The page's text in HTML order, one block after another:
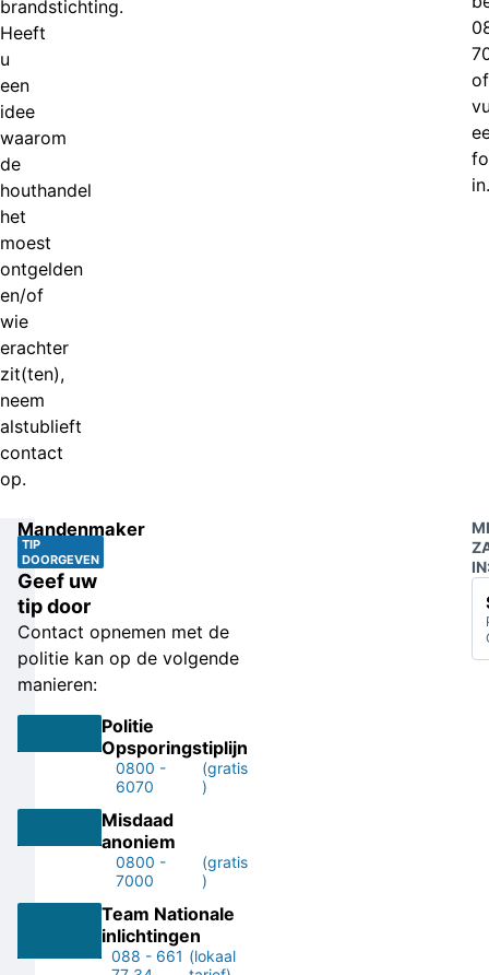
brandstichting.
Heeft
u
een
idee
waarom
de
houthandel
het
moest
ontgelden
en/of
wie
erachter
zit(ten),
neem
alstublieft
contact
op.
of
in.
TIP
DOORGEVEN
Geef uw
tip door
Contact opnemen met de
politie kan op de volgende
manieren:
Politie
Opsporingstiplijn
0800 -
6070
(gratis
)
Misdaad
anoniem
0800 -
7000
(gratis
)
Team Nationale
inlichtingen
088 - 661 (lokaal
Mandenmaker